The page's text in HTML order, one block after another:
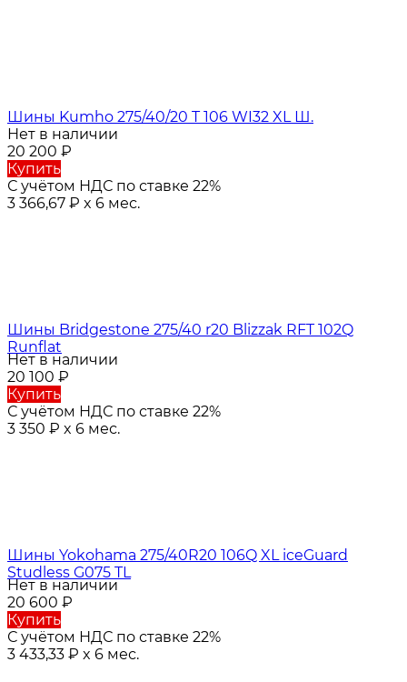
Шины Kumho 275/40/20 T 106 WI32 XL Ш.
Нет в наличии
20 200 ₽
Купить
С учётом НДС по ставке 22%
3 366,67 ₽ x 6 мес.
Шины Bridgestone 275/40 r20 Blizzak RFT 102Q
Runflat
Нет в наличии
20 100 ₽
Купить
С учётом НДС по ставке 22%
3 350 ₽ x 6 мес.
Шины Yokohama 275/40R20 106Q XL iceGuard
Studless G075 TL
Нет в наличии
20 600 ₽
Купить
С учётом НДС по ставке 22%
3 433,33 ₽ x 6 мес.